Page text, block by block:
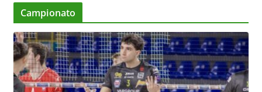
Campionato